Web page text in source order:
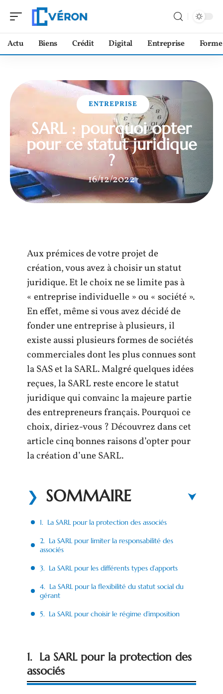
Actu Biens Crédit Digital Entreprise Forme
ENTREPRISE
SARL : pourquoi opter
pour ce statut juridique
?
16/12/2022
Aux prémices de votre projet de
création, vous avez à choisir un statut
juridique. Et le choix ne se limite pas à
« entreprise individuelle » ou « société ».
En effet, même si vous avez décidé de
fonder une entreprise à plusieurs, il
existe aussi plusieurs formes de sociétés
commerciales dont les plus connues sont
la SAS et la SARL. Malgré quelques idées
reçues, la SARL reste encore le statut
juridique qui convainc la majeure partie
des entrepreneurs français. Pourquoi ce
choix, diriez-vous ? Découvrez dans cet
article cinq bonnes raisons d’opter pour
la création d’une SARL.
SOMMAIRE
1. La SARL pour la protection des associés
2. La SARL pour limiter la responsabilité des
associés
3. La SARL pour les différents types d’apports
4. La SARL pour la flexibilité du statut social du
gérant
5. La SARL pour choisir le régime d’imposition
1. La SARL pour la protection des
associés